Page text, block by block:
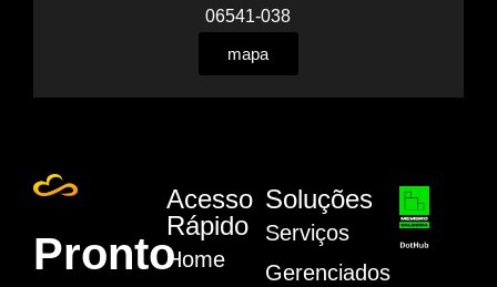
06541-038
mapa
Pronto
Acesso
Rápido
Home
Soluções
Serviços
Gerenciados